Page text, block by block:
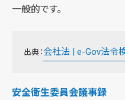
一般的です。
出典： 会社法 | e-Gov法令
安全衛生委員会議事録